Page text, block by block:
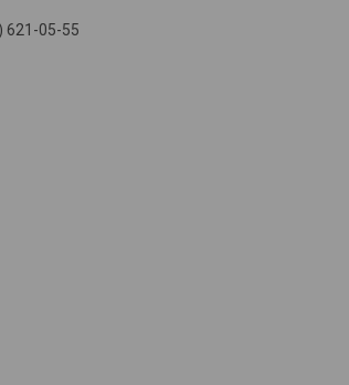
621-05-55